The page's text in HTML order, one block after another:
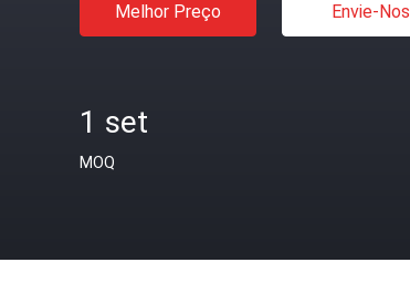
Melhor Preço Envie-Nos
1 set
MOQ